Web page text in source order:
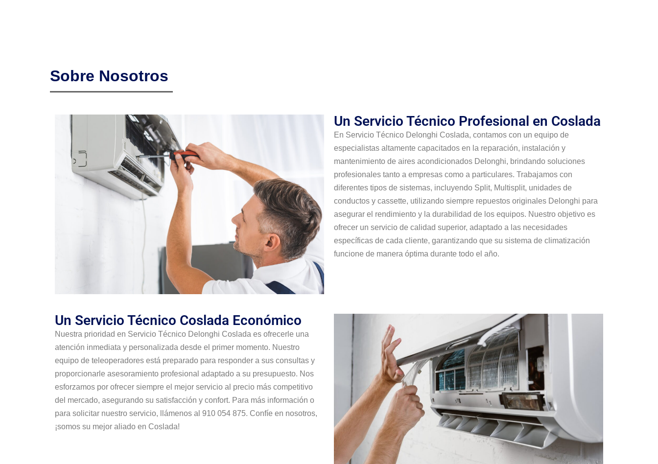
Sobre Nosotros
Un Servicio Técnico Profesional en Coslada
En Servicio Técnico Delonghi Coslada, contamos con un equipo de
especialistas altamente capacitados en la reparación, instalación y
mantenimiento de aires acondicionados Delonghi, brindando soluciones
profesionales tanto a empresas como a particulares. Trabajamos con
diferentes tipos de sistemas, incluyendo Split, Multisplit, unidades de
conductos y cassette, utilizando siempre repuestos originales Delonghi para
asegurar el rendimiento y la durabilidad de los equipos. Nuestro objetivo es
ofrecer un servicio de calidad superior, adaptado a las necesidades
específicas de cada cliente, garantizando que su sistema de climatización
funcione de manera óptima durante todo el año.
Un Servicio Técnico Coslada Económico
Nuestra prioridad en Servicio Técnico Delonghi Coslada es ofrecerle una
atención inmediata y personalizada desde el primer momento. Nuestro
equipo de teleoperadores está preparado para responder a sus consultas y
proporcionarle asesoramiento profesional adaptado a su presupuesto. Nos
esforzamos por ofrecer siempre el mejor servicio al precio más competitivo
del mercado, asegurando su satisfacción y confort. Para más información o
para solicitar nuestro servicio, llámenos al 910 054 875. Confíe en nosotros,
¡somos su mejor aliado en Coslada!